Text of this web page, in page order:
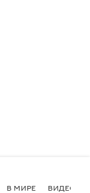
В МИРЕ ВИДЕО